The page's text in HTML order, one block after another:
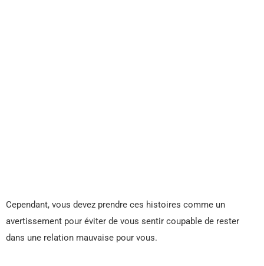
Cependant, vous devez prendre ces histoires comme un
avertissement pour éviter de vous sentir coupable de rester
dans une relation mauvaise pour vous.